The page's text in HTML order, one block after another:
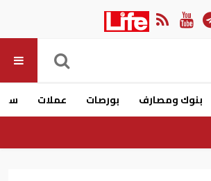
بنوك ومصارف بورصات عملات